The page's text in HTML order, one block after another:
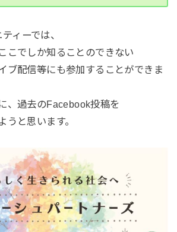
ィーでは、
こでしか知ることのできない
ブ配信等にも参加することができま
、過去のFacebook投稿を
うと思います。